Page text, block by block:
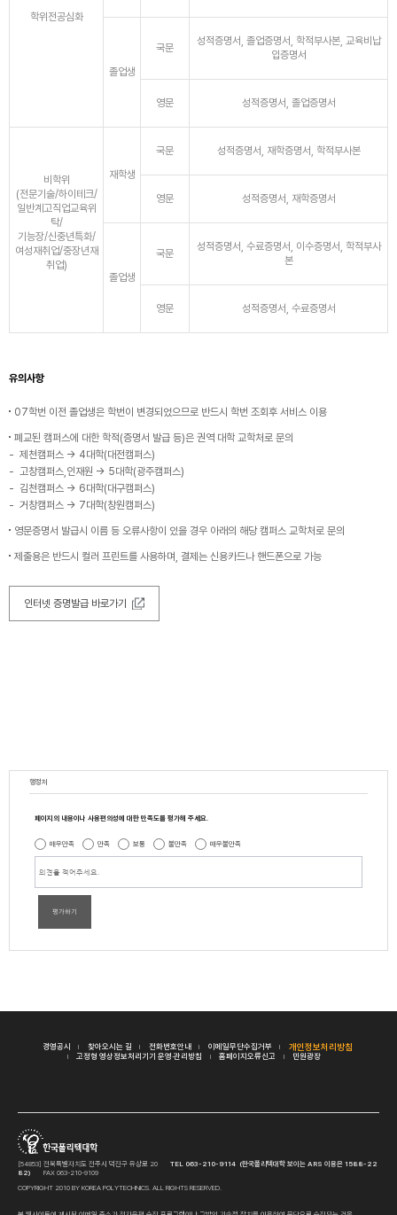
학위전공심화
졸업생
국문
성적증명서, 졸업증명서, 학적부사본, 교육비납
입증명서
영문 성적증명서, 졸업증명서
비학위
(전문기술/하이테크/
일반계고직업교육위
탁/
기능장/신중년특화/
여성재취업/중장년재
취업)
재학생
국문 성적증명서, 재학증명서, 학적부사본
영문 성적증명서, 재학증명서
졸업생
국문
성적증명서, 수료증명서, 이수증명서, 학적부사
본
영문 성적증명서, 수료증명서
유의사항
07학번 이전 졸업생은 학번이 변경되었으므로 반드시 학번 조회후 서비스 이용
폐교된 캠퍼스에 대한 학적(증명서 발급 등)은 권역 대학 교학처로 문의
제천캠퍼스 → 4대학(대전캠퍼스)
고창캠퍼스,인재원 → 5대학(광주캠퍼스)
김천캠퍼스 → 6대학(대구캠퍼스)
거창캠퍼스 → 7대학(창원캠퍼스)
영문증명서 발급시 이름 등 오류사항이 있을 경우 아래의 해당 캠퍼스 교학처로 문의
제출용은 반드시 컬러 프린트를 사용하며, 결제는 신용카드나 핸드폰으로 가능
인터넷 증명발급 바로가기
행정처
페이지의 내용이나 사용편의성에 대한 만족도를 평가해 주세요.
매우만족 만족 보통 불만족 매우불만족
평가하기
경영공시 찾아오시는 길 전화번호안내 이메일무단수집거부 개인정보처리방침
고정형 영상정보처리기기 운영·관리방침 홈페이지오류신고 민원광장
[54853] 전북특별자치도 전주시 덕진구 유상로 20 TEL 063-210-9114 (한국폴리텍대학 보이는 ARS 이용은 1588-22
82)
FAX 063-210-9109
COPYRIGHT 2010 BY KOREA POLYTECHNICS. ALL RIGHTS RESERVED.